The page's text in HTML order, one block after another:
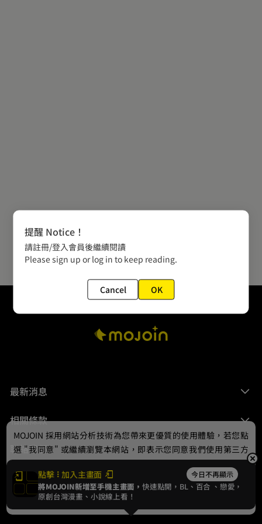
最新消息
相關條款
聯絡我們
© 2024 gamania Digital Entertainment Co., Ltd.
點擊 加入主畫面 今日不再顯示
將MOJOIN新增至手機主畫面，快速點開，BL、 百合 、戀愛，
原創台灣漫畫、小說線上看！
MOJOIN 採用網站分析技術為您帶來更優質的使用體驗，若您點
選 "我同意" 或繼續瀏覽本網站，即表示您同意我們使用第三方
Cookie，欲瞭解更多資訊請見隱私權政策。
我同意
提醒 Notice！
請註冊/登入會員後繼續閱讀
Please sign up or log in to keep reading.
Cancel OK